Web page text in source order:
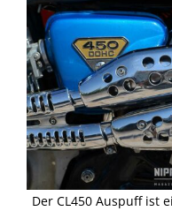
Der CL450 Auspuff ist